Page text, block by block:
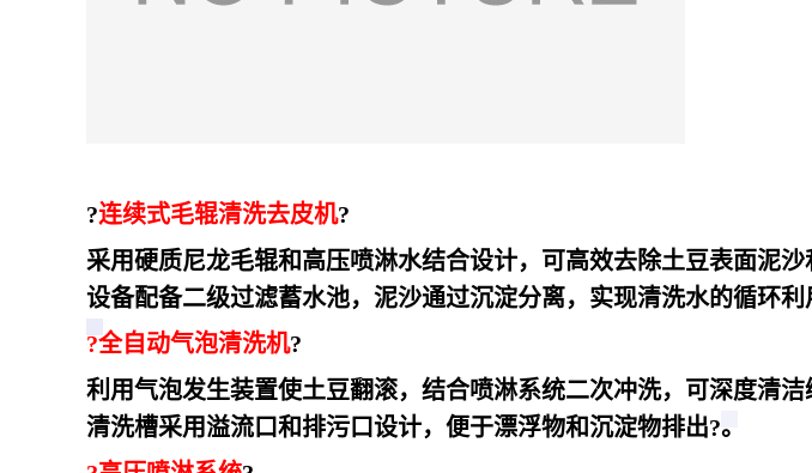
?连续式毛辊清洗去皮机?
采用硬质尼龙毛辊和高压喷淋水结合设计，可高效去除土豆表面泥
设备配备二级过滤蓄水池，泥沙通过沉淀分离，实现清洗水的循环利
?全自动气泡清洗机?
利用气泡发生装置使土豆翻滚，结合喷淋系统二次冲洗，可深度清
清洗槽采用溢流口和排污口设计，便于漂浮物和沉淀物排出?。